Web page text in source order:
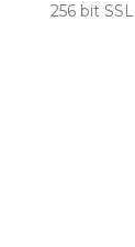
256 bit